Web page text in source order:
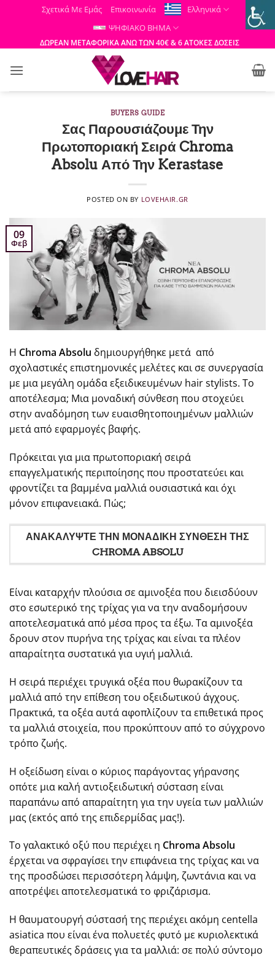
Μετάβαση
περιεχόμενο
Σχετικά Με Εμάς Επικοινωνία
Ελληνικά
ΨΗΦΙΑΚΟ ΒΗΜΑ
ΔΩΡΕΑΝ ΜΕΤΑΦΟΡΙΚΑ ΑΝΩ ΤΩΝ 40€ & 6 ΑΤΟΚΕΣ ΔΟΣΕΙΣ
BUYERS GUIDE
Σας Παρουσιάζουμε Την
Πρωτοποριακή Σειρά Chroma
Absolu Από Την Kerastase
POSTED ON BY LOVEHAIR.GR
09
Φεβ
Η Chroma Absolu δημιουργήθηκε μετά από
σχολαστικές επιστημονικές μελέτες και σε συνεργασία
με μια μεγάλη ομάδα εξειδικευμένων hair stylists. Το
αποτέλεσμα; Μια μοναδική σύνθεση που στοχεύει
στην αναδόμηση των ευαισθητοποιημένων μαλλιών
μετά από εφαρμογές βαφής.
Πρόκειται για μια πρωτοποριακή σειρά
επαγγελματικής περιποίησης που προστατεύει και
φροντίζει τα βαμμένα μαλλιά ουσιαστικά και όχι
μόνον επιφανειακά. Πώς;
ΑΝΑΚΑΛΥΨΤΕ ΤΗΝ ΜΟΝΑΔΙΚΗ ΣΥΝΘΕΣΗ ΤΗΣ
CHROMA ABSOLU
Είναι καταρχήν πλούσια σε αμινοξέα που διεισδύουν
στο εσωτερικό της τρίχας για να την αναδομήσουν
αποτελεσματικά από μέσα προς τα έξω. Τα αμινοξέα
δρουν στον πυρήνα της τρίχας και είναι τα πλέον
απαραίτητα συστατικά για υγιή μαλλιά.
Η σειρά περιέχει τρυγικά οξέα που θωρακίζουν τα
μαλλιά από την επίθεση του οξειδωτικού άγχους.
Πρακτικά, τα οξέα αυτά αφοπλίζουν τα επιθετικά προς
τα μαλλιά στοιχεία, που προκύπτουν από το σύγχρονο
τρόπο ζωής.
Η οξείδωση είναι ο κύριος παράγοντας γήρανσης
οπότε μια καλή αντιοξειδωτική σύσταση είναι
παραπάνω από απαραίτητη για την υγεία των μαλλιών
μας (εκτός από της επιδερμίδας μας!).
Το γαλακτικό οξύ που περιέχει η Chroma Absolu
έρχεται να σφραγίσει την επιφάνεια της τρίχας και να
της προσδώσει περισσότερη λάμψη, ζωντάνια και να
αποτρέψει αποτελεσματικά το φριζάρισμα.
Η θαυματουργή σύστασή της περιέχει ακόμη centella
asiatica που είναι ένα πολυετές φυτό με κυριολεκτικά
θεραπευτικές δράσεις για τα μαλλιά: σε πολύ σύντομο